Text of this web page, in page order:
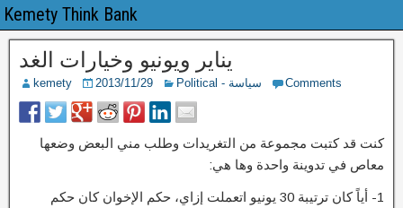
Kemety Think Bank
يناير ويونيو وخيارات الغد
kemety 2013/11/29 Political - سياسة Comments
كنت قد كتبت مجموعة من التغريدات وطلب مني البعض وضعها
معاص في تدوينة واحدة وها هي:
1- أياً كان ترتيبة 30 يونيو اتعملت إزاي، حكم الإخوان كان حكم